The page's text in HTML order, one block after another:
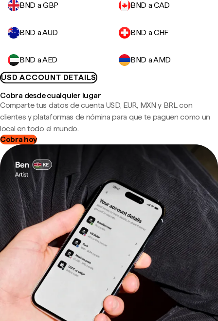
BND a GBP BND a CAD
BND a AUD BND a CHF
BND a AED
BND a AMD
USD ACCOUNT DETAILS
Cobra desde cualquier lugar
Comparte tus datos de cuenta USD, EUR, MXN y BRL con
clientes y plataformas de nómina para que te paguen como un
local en todo el mundo.
Cobra hoy